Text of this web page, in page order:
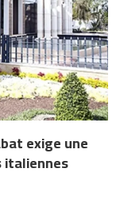
exige une